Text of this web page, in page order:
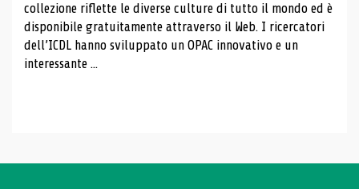
collezione riflette le diverse culture di tutto il mondo ed è
disponibile gratuitamente attraverso il Web. I ricercatori
dell’ICDL hanno sviluppato un OPAC innovativo e un
interessante ...